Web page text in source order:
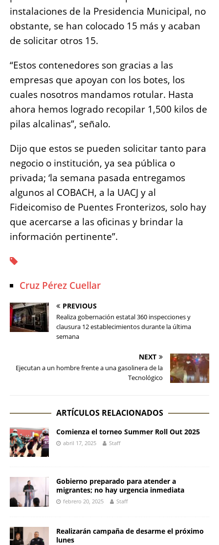
instalaciones de la Presidencia Municipal, no
obstante, se han colocado 15 más y acaban
de solicitar otros 15.
“Estos contenedores son gracias a las
empresas que apoyan con los botes, los
cuales nosotros mandamos rotular. Hasta
ahora hemos logrado recopilar 1,500 kilos de
pilas alcalinas”, señalo.
Dijo que estos se pueden solicitar tanto para
negocio o institución, ya sea pública o
privada; ‘la semana pasada entregamos
algunos al COBACH, a la UACJ y al
Fideicomiso de Puentes Fronterizos, solo hay
que acercarse a las oficinas y brindar la
información pertinente”.
Cruz Pérez Cuellar
PREVIOUS
Realiza gobernación estatal 360 inspecciones y
clausura 12 establecimientos durante la última
semana
NEXT
Ejecutan a un hombre frente a una gasolinera de la
Tecnológico
ARTÍCULOS RELACIONADOS
Comienza el torneo Summer Roll Out 2025
abril 17, 2025 Staff
Gobierno preparado para atender a
migrantes; no hay urgencia inmediata
febrero 20, 2025 Staff
Realizarán campaña de desarme el próximo
lunes